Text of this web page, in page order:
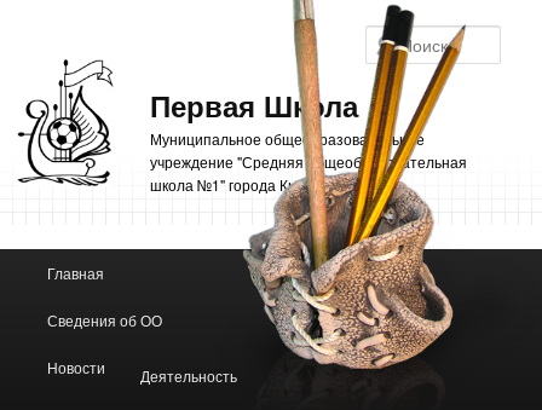
основному
содержимому
Первая Школа
Муниципальное общеобразовательное
учреждение "Средняя общеобразовательная
школа №1" города Кыштыма
Главная
Сведения об ОО
Новости Деятельность